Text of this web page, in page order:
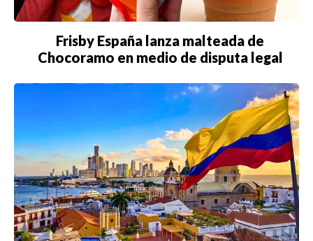
Frisby España lanza malteada de
Chocoramo en medio de disputa legal